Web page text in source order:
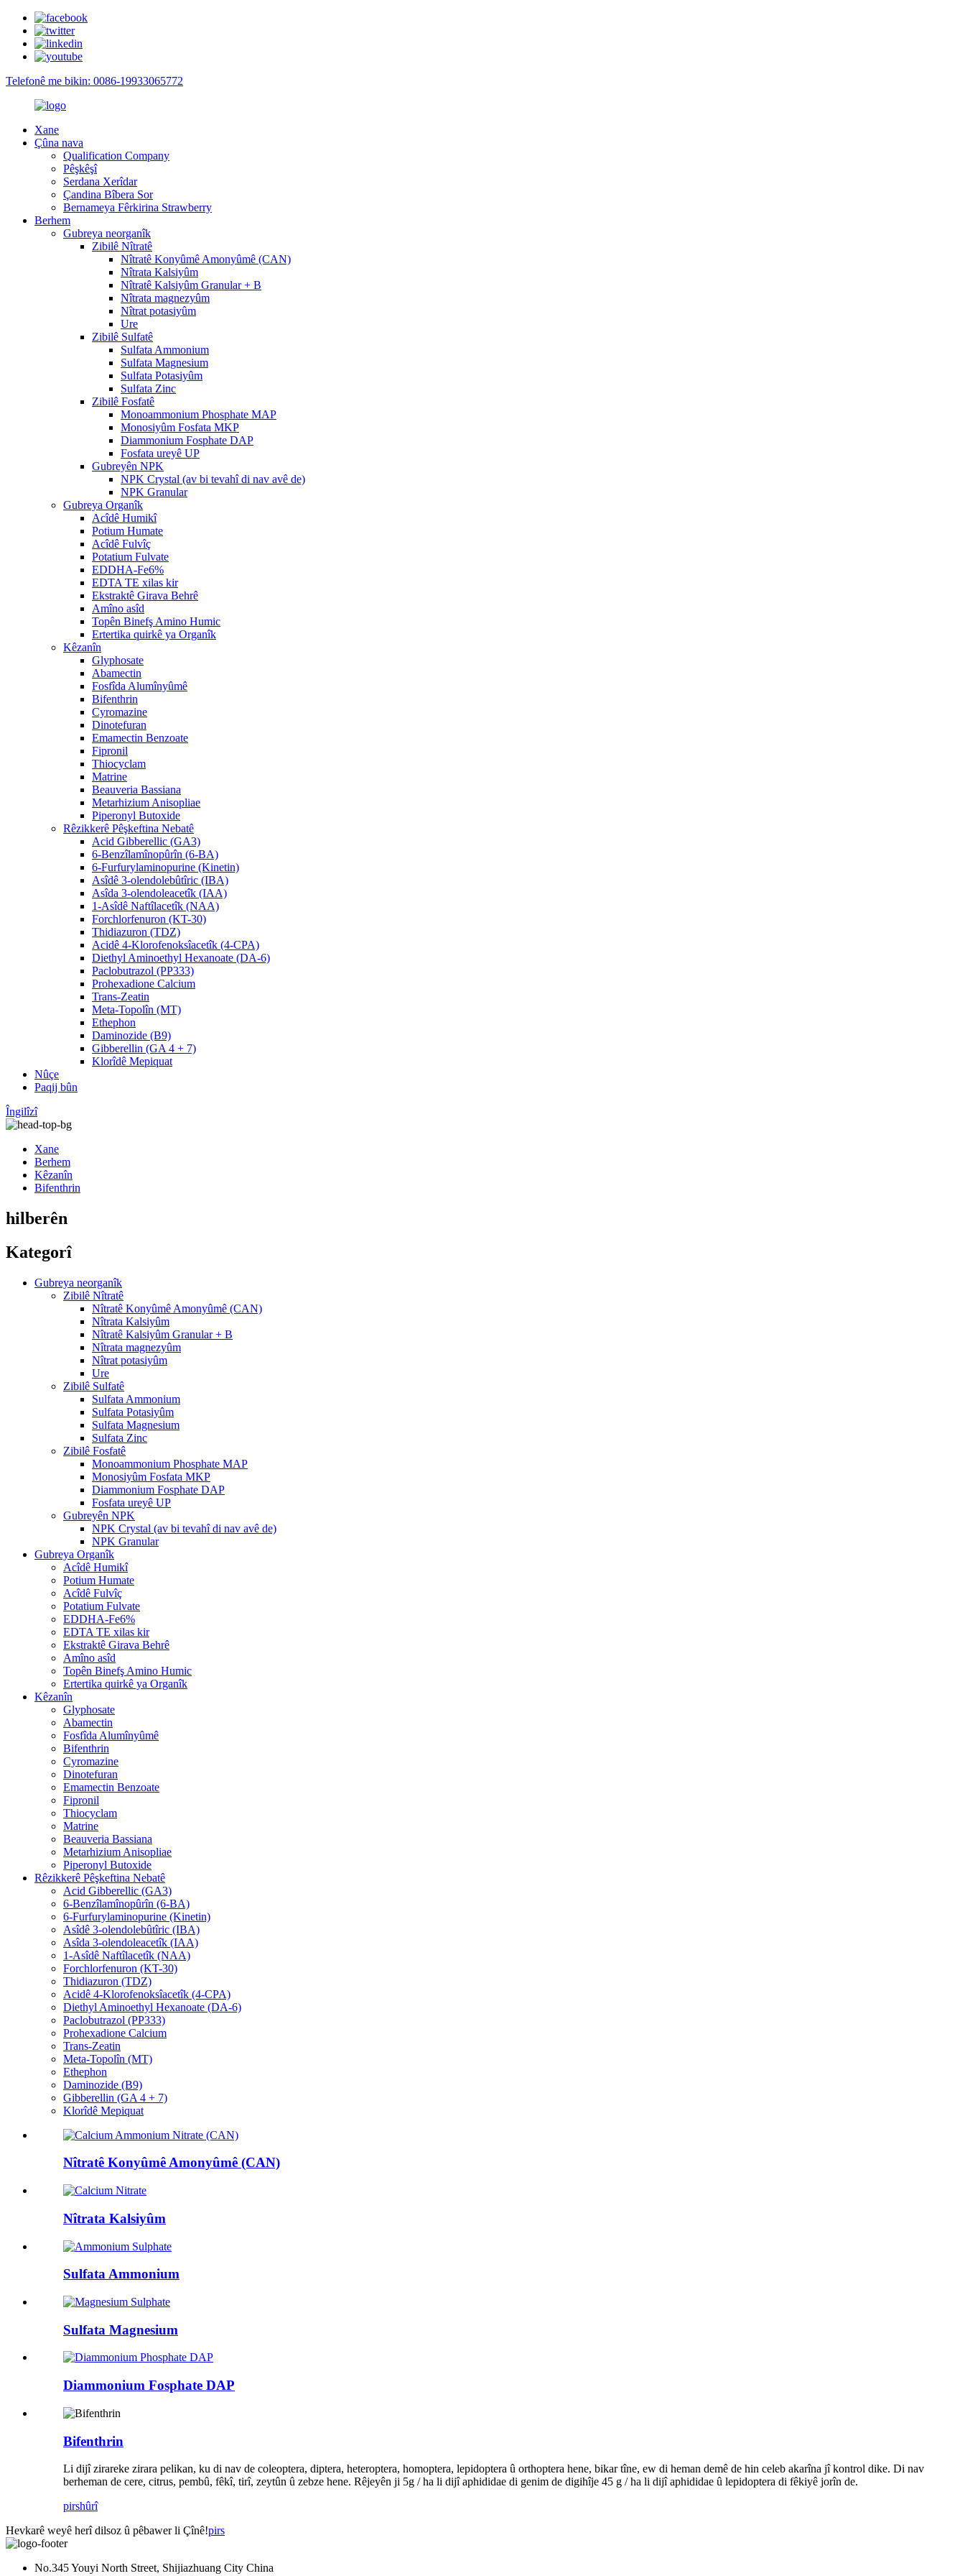
Telefonê me bikin: 0086-19933065772
Xane
Çûna nava
Qualification Company
Pêşkêşî
Serdana Xerîdar
Çandina Bîbera Sor
Bernameya Fêrkirina Strawberry
Berhem
Gubreya neorganîk
Zibilê Nîtratê
Nîtratê Konyûmê Amonyûmê (CAN)
Nîtrata Kalsiyûm
Nîtratê Kalsiyûm Granular + B
Nîtrata magnezyûm
Nîtrat potasiyûm
Ure
Zibilê Sulfatê
Sulfata Ammonium
Sulfata Magnesium
Sulfata Potasiyûm
Sulfata Zinc
Zibilê Fosfatê
Monoammonium Phosphate MAP
Monosiyûm Fosfata MKP
Diammonium Fosphate DAP
Fosfata ureyê UP
Gubreyên NPK
NPK Crystal (av bi tevahî di nav avê de)
NPK Granular
Gubreya Organîk
Acîdê Humikî
Potium Humate
Acîdê Fulvîç
Potatium Fulvate
EDDHA-Fe6%
EDTA TE xilas kir
Ekstraktê Girava Behrê
Amîno asîd
Topên Binefş Amino Humic
Ertertika quirkê ya Organîk
Kêzanîn
Glyphosate
Abamectin
Fosfîda Alumînyûmê
Bifenthrin
Cyromazine
Dinotefuran
Emamectin Benzoate
Fipronil
Thiocyclam
Matrine
Beauveria Bassiana
Metarhizium Anisopliae
Piperonyl Butoxide
Rêzikkerê Pêşkeftina Nebatê
Acid Gibberellic (GA3)
6-Benzîlamînopûrîn (6-BA)
6-Furfurylaminopurine (Kinetin)
Asîdê 3-olendolebûtîric (IBA)
Asîda 3-olendoleacetîk (IAA)
1-Asîdê Naftîlacetîk (NAA)
Forchlorfenuron (KT-30)
Thidiazuron (TDZ)
Acidê 4-Klorofenoksîacetîk (4-CPA)
Diethyl Aminoethyl Hexanoate (DA-6)
Paclobutrazol (PP333)
Prohexadione Calcium
Trans-Zeatin
Meta-Topolîn (MT)
Ethephon
Daminozide (B9)
Gibberellin (GA 4 + 7)
Klorîdê Mepiquat
Nûçe
Paqij bûn
Îngilîzî
Xane
Berhem
Kêzanîn
Bifenthrin
hilberên
Kategorî
Gubreya neorganîk
Zibilê Nîtratê
Nîtratê Konyûmê Amonyûmê (CAN)
Nîtrata Kalsiyûm
Nîtratê Kalsiyûm Granular + B
Nîtrata magnezyûm
Nîtrat potasiyûm
Ure
Zibilê Sulfatê
Sulfata Ammonium
Sulfata Potasiyûm
Sulfata Magnesium
Sulfata Zinc
Zibilê Fosfatê
Monoammonium Phosphate MAP
Monosiyûm Fosfata MKP
Diammonium Fosphate DAP
Fosfata ureyê UP
Gubreyên NPK
NPK Crystal (av bi tevahî di nav avê de)
NPK Granular
Gubreya Organîk
Acîdê Humikî
Potium Humate
Acîdê Fulvîç
Potatium Fulvate
EDDHA-Fe6%
EDTA TE xilas kir
Ekstraktê Girava Behrê
Amîno asîd
Topên Binefş Amino Humic
Ertertika quirkê ya Organîk
Kêzanîn
Glyphosate
Abamectin
Fosfîda Alumînyûmê
Bifenthrin
Cyromazine
Dinotefuran
Emamectin Benzoate
Fipronil
Thiocyclam
Matrine
Beauveria Bassiana
Metarhizium Anisopliae
Piperonyl Butoxide
Rêzikkerê Pêşkeftina Nebatê
Acid Gibberellic (GA3)
6-Benzîlamînopûrîn (6-BA)
6-Furfurylaminopurine (Kinetin)
Asîdê 3-olendolebûtîric (IBA)
Asîda 3-olendoleacetîk (IAA)
1-Asîdê Naftîlacetîk (NAA)
Forchlorfenuron (KT-30)
Thidiazuron (TDZ)
Acidê 4-Klorofenoksîacetîk (4-CPA)
Diethyl Aminoethyl Hexanoate (DA-6)
Paclobutrazol (PP333)
Prohexadione Calcium
Trans-Zeatin
Meta-Topolîn (MT)
Ethephon
Daminozide (B9)
Gibberellin (GA 4 + 7)
Klorîdê Mepiquat
Nîtratê Konyûmê Amonyûmê (CAN)
Nîtrata Kalsiyûm
Sulfata Ammonium
Sulfata Magnesium
Diammonium Fosphate DAP
Bifenthrin
Li dijî zirareke zirara pelikan, ku di nav de coleoptera, diptera, heteroptera, homoptera, lepidoptera û orthoptera hene, bikar tîne, ew di heman demê de hin celeb akarîna jî kontrol dike. Di nav
berheman de cere, citrus, pembû, fêkî, tirî, zeytûn û zebze hene. Rêjeyên ji 5g / ha li dijî aphididae di genim de digihîje 45 g / ha li dijî aphididae û lepidoptera di fêkiyê jorîn de.
pirshûrî
Hevkarê weyê herî dilsoz û pêbawer li Çînê!pirs
No.345 Youyi North Street, Shijiazhuang City China